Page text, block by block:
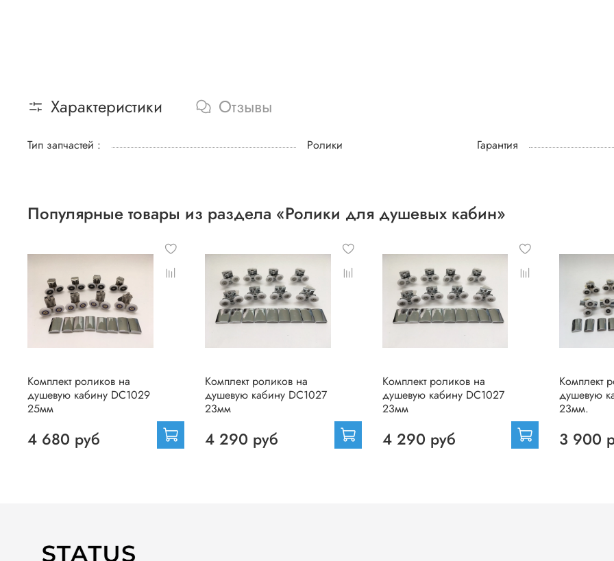
Характеристики Отзывы
Тип запчастей : Ролики Гарантия
Популярные товары из раздела «Ролики для душевых кабин»
Комплект роликов на
душевую кабину DC1029
25мм
4 680 руб
Комплект роликов на
душевую кабину DC1027
23мм
4 290 руб
Комплект роликов на
душевую кабину DC1027
23мм
4 290 руб
Комплект
душевую
23мм.
3 900